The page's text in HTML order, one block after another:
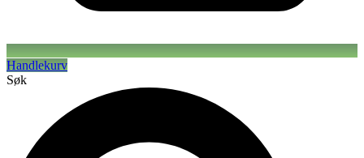
Handlekurv
Søk